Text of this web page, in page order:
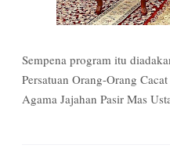
Sempena program itu
Persatuan Orang-Orang
Agama Jajahan Pasir Mas